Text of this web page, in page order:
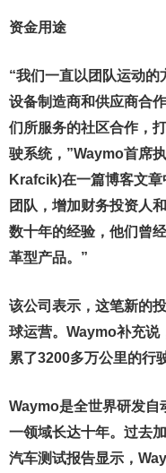
资金用途
“我们一直以团队运动
设备制造商和供应商合
们所服务的社区合作，
驶系统，”Waymo首席
Krafcik)在一篇博客文
团队，增加财务投资人
数十年的经验，他们曾
革型产品。”
该公司表示，这笔新的
球运营。Waymo补充说
累了3200多万公里的行
Waymo是全世界研发自
一领域长达十年。过去
汽车测试报告显示，